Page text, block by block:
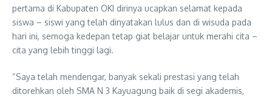
pertama di Kabupaten OKI dirinya ucapkan selamat kepada
siswa – siswi yang telah dinyatakan lulus dan di wisuda pada
hari ini, semoga kedepan tetap giat belajar untuk merahi cita –
cita yang lebih tinggi lagi.
“Saya telah mendengar, banyak sekali prestasi yang telah
ditorehkan oleh SMA N 3 Kayuagung baik di segi akademis,